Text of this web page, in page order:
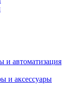
автоматизация
и аксессуары